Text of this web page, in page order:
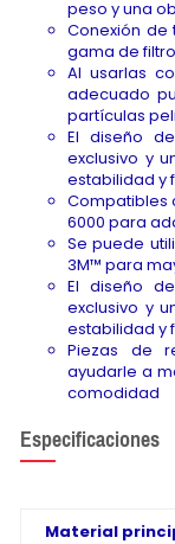
peso y una
Conexión
gama de
Al usarlas
adecuado
partículas
El diseño
exclusivo y
estabilidad y
Compatibles
6000 para
Se puede
3M™ para
El diseño
exclusivo y
estabilidad y
Piezas de
ayudarle a
comodidad
Especificaciones
Material